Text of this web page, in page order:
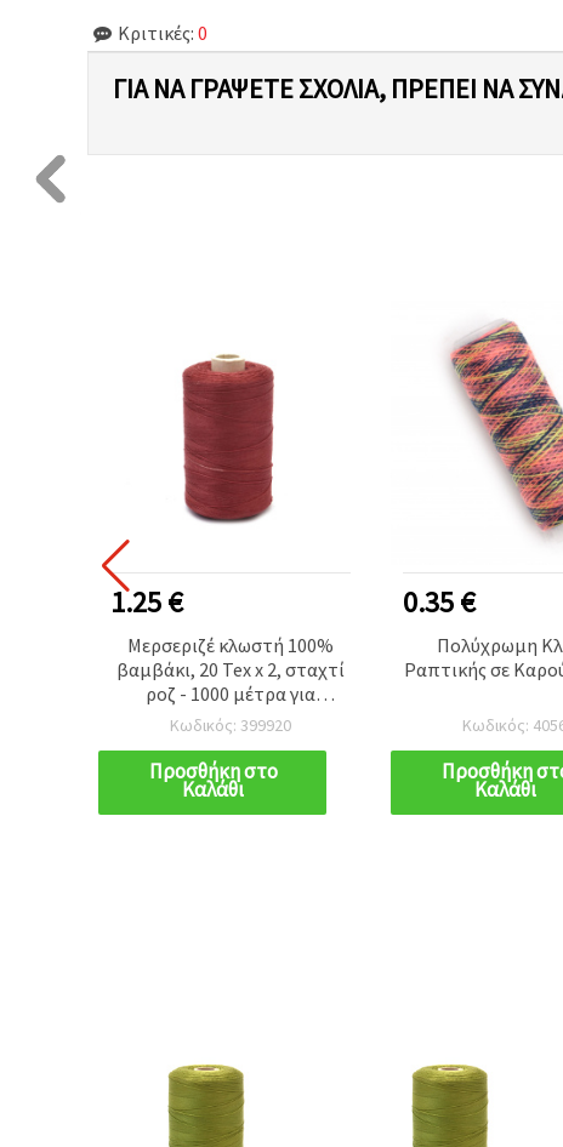
Κριτικές: 0
ΓΙΑ ΝΑ ΓΡΆΨΕΤΕ ΣΧΌΛΙΑ, ΠΡΈΠΕΙ ΝΑ
1.25 €
Μερσεριζέ κλωστή 100%
βαμβάκι, 20 Tex x 2, σταχτί
ροζ - 1000 μέτρα για
χειροτεχνίες
Κωδικός: 399920
Προσθήκη στο
Καλάθι
0.35 €
Πολύχρωμη
Ραπτικής σε
Κωδικός:
Προσθήκη
Καλάθι